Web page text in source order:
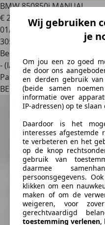
BMW 850850i MANUAL
€ 25.000
01/1991
305.000 km
Benzine
- (l/100 km)
Particulier
BE 8310Brugge
Wij gebruiken
je
Om jou een zo goed
de door ons
en derden gebruik
(beide samen
informatie over
IP-adressen) op te
Daardoor is het
interesses afgestemde
te verbeteren en het
op de knop
gebruik van
daarmee
persoonsgegevens.
klikken om een
maken of om de
weigeren, voor
gerechtvaardigd
toestemming verlenen,